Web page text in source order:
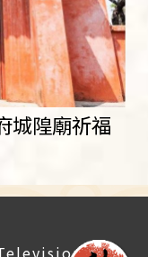
城隍廟祈福
All